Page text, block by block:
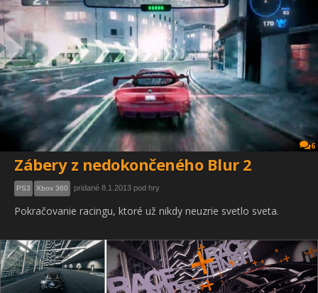
6
Zábery z nedokončeného Blur 2
PS3 Xbox 360 pridané 8.1.2013 pod hry
Pokračovanie racingu, ktoré už nikdy neuzrie svetlo sveta.